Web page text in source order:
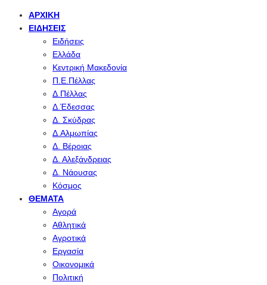
ΑΡΧΙΚΉ
ΕΙΔΉΣΕΙΣ
Ειδήσεις
Ελλάδα
Κεντρική Μακεδονία
Π.Ε.Πέλλας
Δ.Πέλλας
Δ.Έδεσσας
Δ. Σκύδρας
Δ.Αλμωπίας
Δ. Βέροιας
Δ. Αλεξάνδρειας
Δ. Νάουσας
Κόσμος
ΘΈΜΑΤΑ
Αγορά
Αθλητικά
Αγροτικά
Εργασία
Οικονομικά
Πολιτική